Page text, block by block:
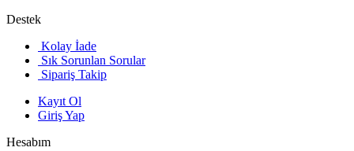
Destek
Kolay İade
Sık Sorunlan Sorular
Sipariş Takip
Kayıt Ol
Giriş Yap
Hesabım